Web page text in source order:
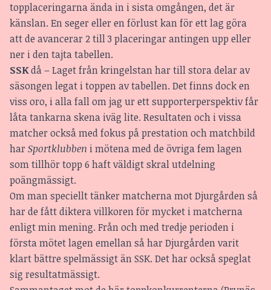
topplaceringarna ända in i sista omgången, det är
känslan. En seger eller en förlust kan för ett lag göra
att de avancerar 2 till 3 placeringar antingen upp eller
ner i den tajta tabellen.
SSKdå – Laget från kringelstan har till stora delar av
säsongen legat i toppen av tabellen. Det finns dock en
viss oro, i alla fall om jag ur ett supporterperspektiv får
låta tankarna skena iväg lite. Resultaten och i vissa
matcher också med fokus på prestation och matchbild
har Sportklubben i mötena med de övriga fem lagen
som tillhör topp 6 haft väldigt skral utdelning
poängmässigt.
Om man speciellt tänker matcherna mot Djurgården så
har de fått diktera villkoren för mycket i matcherna
enligt min mening. Från och med tredje perioden i
första mötet lagen emellan så har Djurgården varit
klart bättre spelmässigt än SSK. Det har också speglat
sig resultatmässigt.